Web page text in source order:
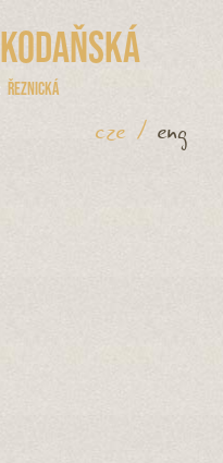
Kodaňská
Řeznická
cze / eng